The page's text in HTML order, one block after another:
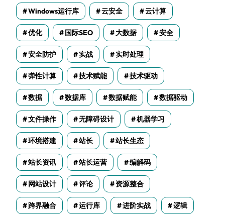
Windows运行库 云安全 云计算
优化 国际SEO 大数据 安全
安全防护 实战 实时处理
弹性计算 技术赋能 技术驱动
数据 数据库 数据赋能 数据驱动
文件操作 无障碍设计 机器学习
环境搭建 站长 站长生态
站长资讯 站长运营 编解码
网站设计 评论 资源整合
跨界融合 运行库 进阶实战 逻辑